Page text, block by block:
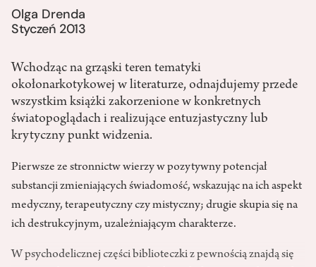
Olga Drenda
Styczeń 2013
Wchodząc na grząski teren tematyki
okołonarkotykowej w literaturze, odnajdujemy przede
wszystkim książki zakorzenione w konkretnych
światopoglądach i realizujące entuzjastyczny lub
krytyczny punkt widzenia.
Pierwsze ze stronnictw wierzy w pozytywny potencjał
substancji zmieniających świadomość, wskazując na ich aspekt
medyczny, terapeutyczny czy mistyczny; drugie skupia się na
ich destrukcyjnym, uzależniającym charakterze.
W psychodelicznej części biblioteczki z pewnością znajdą się